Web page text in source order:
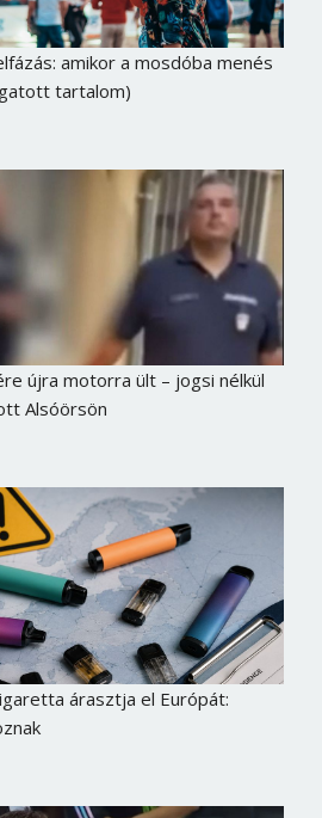
amikor a mosdóba menés
tartalom)
újra motorra ült – jogsi nélkül
Alsóörsön
árasztja el Európát: